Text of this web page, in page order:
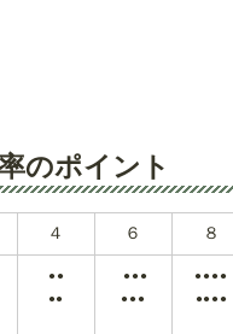
のポイント
４ ６ ８
●●
●●
●●●
●●●
●●●●
●●●●